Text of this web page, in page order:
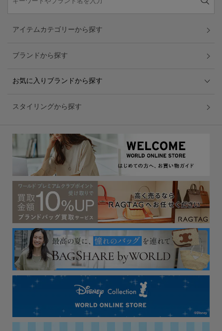
アイテムカテゴリーから探す
ブランドから探す
お気に入りブランドから探す
スタイリングから探す